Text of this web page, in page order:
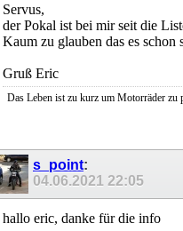
Servus,
der Pokal ist bei mir seit die
Kaum zu glauben das es schon
Gruß Eric
Das Leben ist zu kurz um Motorräder zu
s_point:
04.06.2021 22:05
hallo eric, danke für die info